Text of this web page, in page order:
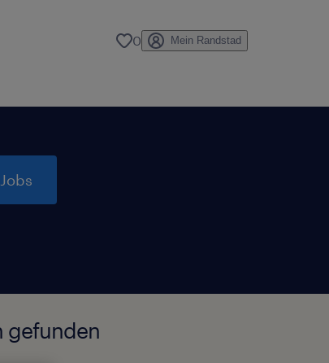
0 Mein Randstad
gefunden